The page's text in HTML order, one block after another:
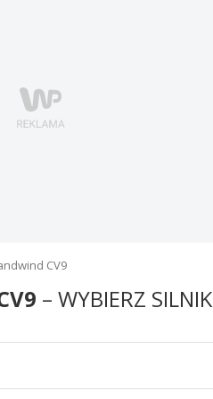
CV9
– WYBIERZ SILNIK